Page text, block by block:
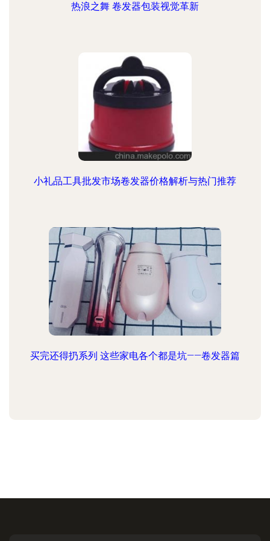
热浪之舞 卷发器包装视觉革新
小礼品工具批发市场卷发器价格解析与热门推荐
买完还得扔系列 这些家电各个都是坑——卷发器篇